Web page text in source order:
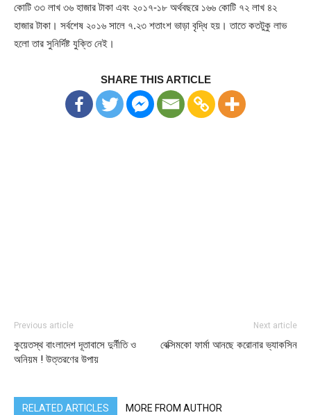
কোটি ৩৩ লাখ ৩৬ হাজার টাকা এবং ২০১৭-১৮ অর্থবছরে ১৬৬ কোটি ৭২ লাখ ৪২
হাজার টাকা। সর্বশেষ ২০১৬ সালে ৭.২৩ শতাংশ ভাড়া বৃদ্ধি হয়। তাতে কতটুকু লাভ
হলো তার সুনির্দিষ্ট যুক্তি নেই।
SHARE THIS ARTICLE
Previous article
কুয়েতস্থ বাংলাদেশ দূতাবাসে দুর্নীতি ও
অনিয়ম ! উত্তরণের উপায়
Next article
বেক্সিমকো ফার্মা আনছে করোনার ভ্যাকসিন
RELATED ARTICLES MORE FROM AUTHOR